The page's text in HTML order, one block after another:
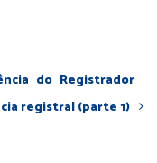
do Registrador
registral (parte 1)